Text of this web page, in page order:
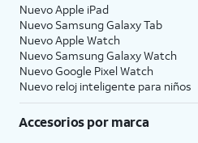
Nuevo Apple iPad
Nuevo Samsung Galaxy Tab
Nuevo Apple Watch
Nuevo Samsung Galaxy Watch
Nuevo Google Pixel Watch
Nuevo reloj inteligente para niños
Accesorios por marca